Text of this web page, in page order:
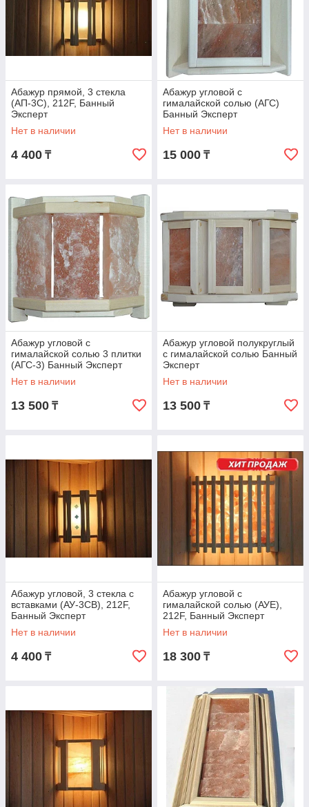
Абажур прямой, 3 стекла
(АП-3С), 212F, Банный
Эксперт
Нет в наличии
4 400 ₸
Абажур угловой с
гималайской солью (АГС)
Банный Эксперт
Нет в наличии
15 000 ₸
Абажур угловой с
гималайской солью 3 плитки
(АГС-3) Банный Эксперт
Нет в наличии
13 500 ₸
Абажур угловой полукруглый
с гималайской солью Банный
Эксперт
Нет в наличии
13 500 ₸
Абажур угловой, 3 стекла с
вставками (АУ-3СВ), 212F,
Банный Эксперт
Нет в наличии
4 400 ₸
Абажур угловой с
гималайской солью (АУЕ),
212F, Банный Эксперт
Нет в наличии
18 300 ₸